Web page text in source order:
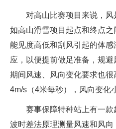
对高山比赛项目来说，风
如高山滑雪项目起点和终点
能见度高低和刮风引起的体
应，以便提前做足准备，规
期间风速、风向变化要求也
4m/s（4米每秒），风向变化
赛事保障特种站上有一款
波时差法原理测量风速和风